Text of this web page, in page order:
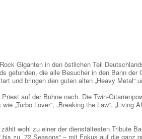
Giganten in den östlichen Teil
gefunden, die alle Besucher in den Bann der
und bringen den guten alten „Heavy Metal“
auf der Bühne nach. Die Twin-
Lover“, „Breaking the Law“, „Living
wohl zu einer der dienstältesten Tribute
zu „72 Seasons“ – mit Fokus auf die ganz